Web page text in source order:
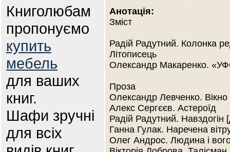
Книголюбам
пропонуємо
купить
мебель
для ваших
книг.
Шафи зручні
для всіх
Анотація:
Зміст
Радій Радутний. Колонка
Літописець
Олександр Макаренко.
Проза
Олександр Левченко. Вікно
Алекс Сергєєв. Астероїд
Радій Радутний. Навздогін
Ганна Гулак. Наречена
Олег Андрос. Людина і